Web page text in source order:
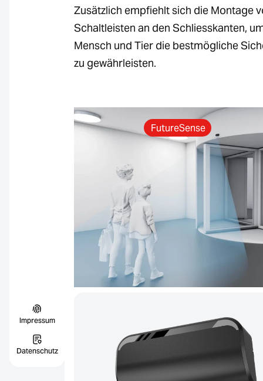
Impressum
Datenschutz
Zusätzlich empfiehlt sich die Montage
Schaltleisten an den Schliesskanten,
Mensch und Tier die bestmögliche
zu gewährleisten.
FutureSense